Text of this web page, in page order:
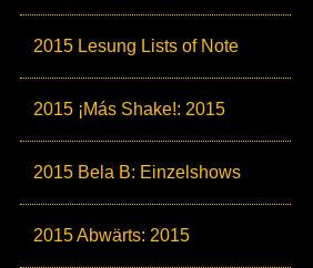
2015 Lesung Lists of Note
2015 ¡Más Shake!: 2015
2015 Bela B: Einzelshows
2015 Abwärts: 2015